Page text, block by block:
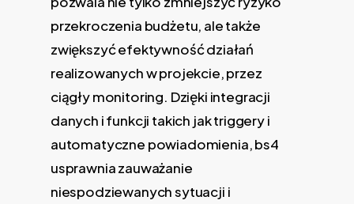
przekroczenia budżetu, ale także
zwiększyć efektywność działań
realizowanych w projekcie, przez
ciągły monitoring. Dzięki integracji
danych i funkcji takich jak triggery i
automatyczne powiadomienia, bs4
usprawnia zauważanie
niespodziewanych sytuacji i